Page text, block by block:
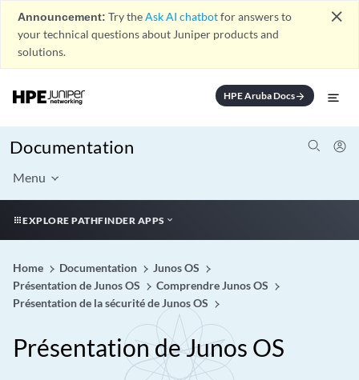
Announcement: Try theAsk AI chatbotfor answers to
your technical questions about Juniper products and
solutions.
close
HPE Aruba Docsarrow_forward
Documentation
Menu
EXPLORE PATHFINDER APPS
Home Documentation
Junos OS
Présentation de Junos OS
Comprendre Junos OS
Présentation de la sécurité de Junos OS
Présentation de Junos OS